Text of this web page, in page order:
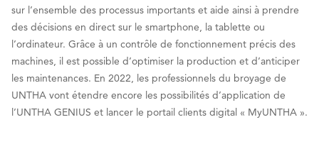
sur l’ensemble des processus importants et aide ainsi à prendre
des décisions en direct sur le smartphone, la tablette ou
l’ordinateur. Grâce à un contrôle de fonctionnement précis des
machines, il est possible d’optimiser la production et d’anticiper
les maintenances. En 2022, les professionnels du broyage de
UNTHA vont étendre encore les possibilités d’application de
l’UNTHA GENIUS et lancer le portail clients digital « MyUNTHA ».